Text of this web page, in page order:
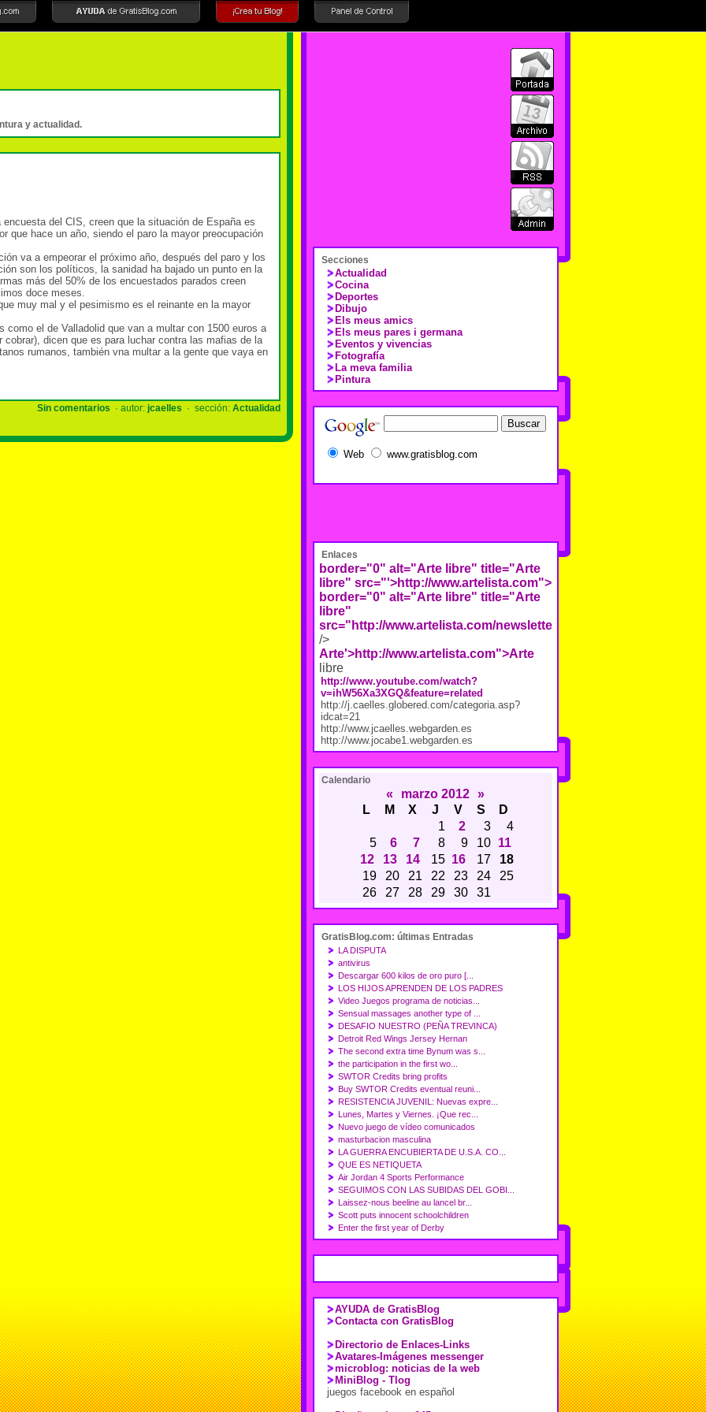
y actualidad.
del CIS, creen que la situación de España es
que hace un año, siendo el paro la mayor preocupación
va a empeorar el próximo año, después del paro y los
son los políticos, la sanidad ha bajado un punto en la
más del 50% de los encuestados parados creen
doce meses.
muy mal y el pesimismo es el reinante en la mayor
como el de Valladolid que van a multar con 1500 euros a
cobrar), dicen que es para luchar contra las mafias de la
rumanos, también vna multar a la gente que vaya en
Sin comentarios · autor: jcaelles · sección: Actualidad
Secciones
Actualidad
Cocina
Deportes
Dibujo
Els meus amics
Els meus pares i germana
Eventos y vivencias
Fotografía
La meva familia
Pintura
Web www.gratisblog.com
Enlaces
border="0" alt="Arte libre" title="Arte
libre" src="'>http://www.artelista.com">
border="0" alt="Arte libre" title="Arte
libre"
src=" http://www.artelista.com/newsletter/images/repositorio/7/2/
/>
Arte'>http://www.artelista.com">Arte
libre
http://www.youtube.com/watch?
v=ihW56Xa3XGQ&feature=related
http://j.caelles.globered.com/categoria.asp?
idcat=21
http://www.jcaelles.webgarden.es
http://www.jocabe1.webgarden.es
Calendario
« marzo 2012
»
L
M X J V S
D
1
2 3
4
5
6 7 8 9 10
11
12
13 14 15 16 17
18
19
20 21 22 23 24
25
26
27 28 29 30 31
GratisBlog.com: últimas Entradas
LA DISPUTA
antivirus
Descargar 600 kilos de oro puro [...
LOS HIJOS APRENDEN DE LOS PADRES
Video Juegos programa de noticias...
Sensual massages another type of ...
DESAFIO NUESTRO (PEÑA TREVINCA)
Detroit Red Wings Jersey Hernan
The second extra time Bynum was s...
the participation in the first wo...
SWTOR Credits bring profits
Buy SWTOR Credits eventual reuni...
RESISTENCIA JUVENIL: Nuevas expre...
Lunes, Martes y Viernes. ¡Que rec...
Nuevo juego de vídeo comunicados
masturbacion masculina
LA GUERRA ENCUBIERTA DE U.S.A. CO...
QUE ES NETIQUETA
Air Jordan 4 Sports Performance
SEGUIMOS CON LAS SUBIDAS DEL GOBI...
Laissez-nous beeline au lancel br...
Scott puts innocent schoolchildren
Enter the first year of Derby
AYUDA de GratisBlog
Contacta con GratisBlog
Directorio de Enlaces-Links
Avatares-Imágenes messenger
microblog: noticias de la web
MiniBlog - Tlog
juegos facebook en español